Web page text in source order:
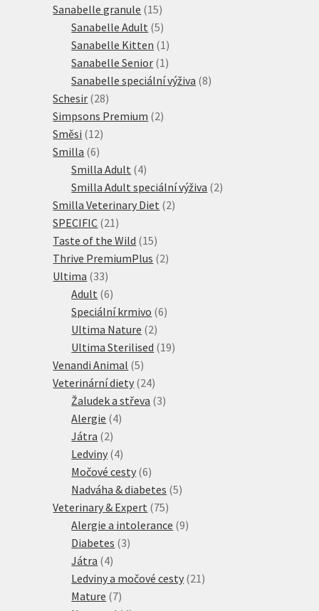
Sanabelle granule 1515
produktů
Sanabelle Adult 55
produktů
Sanabelle Kitten 1 1
produkt
Sanabelle Senior 1 1
produkt
Sanabelle speciální výživa 88
Schesir 2828
produktů
Simpsons Premium 22
Směsi 1212
Smilla 66
produktů
Smilla Adult 44
produkty
Smilla Adult speciální výživa 22
Smilla Veterinary Diet 22
SPECIFIC 21 21
produktů
Taste of the Wild 1515
produktů
Thrive PremiumPlus 22
Ultima 3333
produktů
Adult 66
produktů
Speciální krmivo 66
Ultima Nature 22
produkty
Ultima Sterilised 1919
Venandi Animal 55
produktů
Veterinární diety 2424
produktů
Žaludek a střeva 33
Alergie 44
Játra 22
produkty
Ledviny 44
produkty
Močové cesty 66
produktů
Nadváha & diabetes 55
Veterinary & Expert 7575
produktů
Alergie a intolerance 99
Diabetes 33
Játra 44
produkty
Ledviny a močové cesty 21 21
Mature 77